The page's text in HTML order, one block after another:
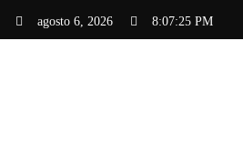
agosto 6, 2026 8:07:26 PM